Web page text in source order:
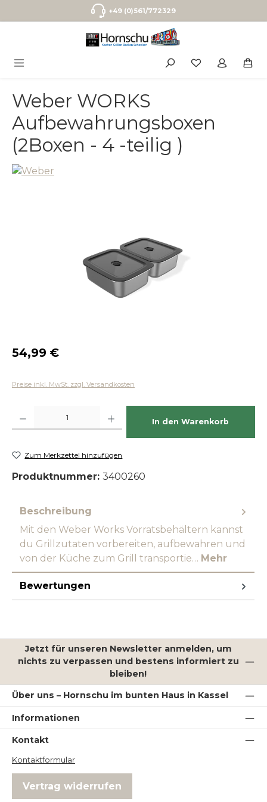
Zum Hauptinhalt springen+49 (0)561/772329
Weber WORKS
Aufbewahrungsboxen
(2Boxen - 4 -teilig )
Regulärer Preis:
54,99 €
Preise inkl. MwSt. zzgl. Versandkosten
In den Warenkorb
Zum Merkzettel hinzufügen
Produktnummer: 3400260
Beschreibung
Mit den Weber Works Vorratsbehältern kannst
du Grillzutaten vorbereiten, aufbewahren und
von der Küche zum Grill transportie… Mehr
Bewertungen
Jetzt für unseren Newsletter anmelden, um
nichts zu verpassen und bestens informiert zu
bleiben!
Über uns – Hornschu im bunten Haus in Kassel
Informationen
Kontakt
Kontaktformular
Vertrag widerrufen